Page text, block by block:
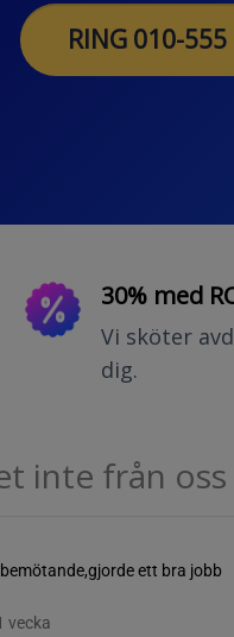
RING 010-
30% med
Vi sköter
dig.
inte från